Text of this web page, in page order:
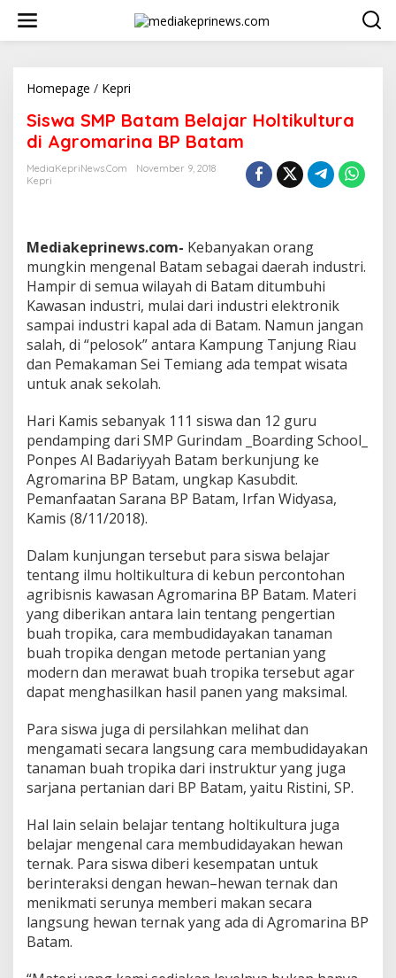
w
Homepage / Kepri
s
w
a
S
t
a
m
B
e
a
j
a
r
o
l
t
i
k
u
l
u
r
a
d
i
A
g
r
o
m
r
i
n
a
B
B
a
t
a
m
Siswa SMP Batam Belajar Holtikultura
di Agromarina BP Batam
MediaKepriNews.com
November 9, 2018
Kepri
Mediakeprinews.com- Kebanyakan orang
mungkin mengenal Batam sebagai daerah industri.
Hampir di semua wilayah di Batam ditumbuhi
Kawasan industri, mulai dari industri elektronik
sampai industri kapal ada di Batam. Namun jangan
salah, di “pelosok” antara Kampung Tanjung Riau
dan Pemakaman Sei Temiang ada tempat wisata
untuk anak sekolah.
Hari Kamis sebanyak 111 siswa dan 12 guru
pendamping dari SMP Gurindam _Boarding School_
Ponpes Al Badariyyah Batam berkunjung ke
Agromarina BP Batam, ungkap Kasubdit.
Pemanfaatan Sarana BP Batam, Irfan Widyasa,
Kamis (8/11/2018).
Dalam kunjungan tersebut para siswa belajar
tentang ilmu holtikultura di kebun percontohan
agribisnis kawasan Agromarina BP Batam. Materi
yang diberikan antara lain tentang pengertian
buah tropika, cara membudidayakan tanaman
buah tropika dengan metode pertanian yang
modern dan merawat buah tropika tersebut agar
dapat menghasilkan hasil panen yang maksimal.
Para siswa juga di persilahkan melihat dan
mengamati secara langsung cara membudidayakan
tanaman buah tropika dari instruktur yang juga
sarjana pertanian dari BP Batam, yaitu Ristini, SP.
Hal lain selain belajar tentang holtikultura juga
belajar mengenal cara membudidayakan hewan
ternak. Para siswa diberi kesempatan untuk
berinteraksi dengan hewan–hewan ternak dan
menikmati serunya memberi makan secara
langsung hewan ternak yang ada di Agromarina BP
Batam.